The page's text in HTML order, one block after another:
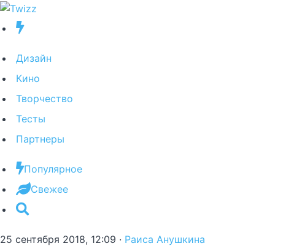
Дизайн
Кино
Творчество
Тесты
Партнеры
Популярное
Свежее
25 сентября 2018, 12:09 · Раиса Анушкина